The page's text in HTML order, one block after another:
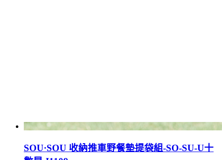
SOU·SOU 收納推車野餐墊提袋組-SO-SU-U十